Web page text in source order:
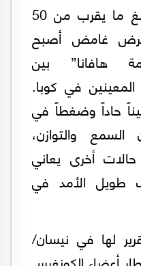
منذ أواخر عام 2016، أبلغ ما يقرب من 50
غامض أصبح
هافانا” بين
المعينين في كوبا.
حاداً وضغطاً في
والتوازن،
أخرى يعاني
طويل الأمد في
لها في نيسان/